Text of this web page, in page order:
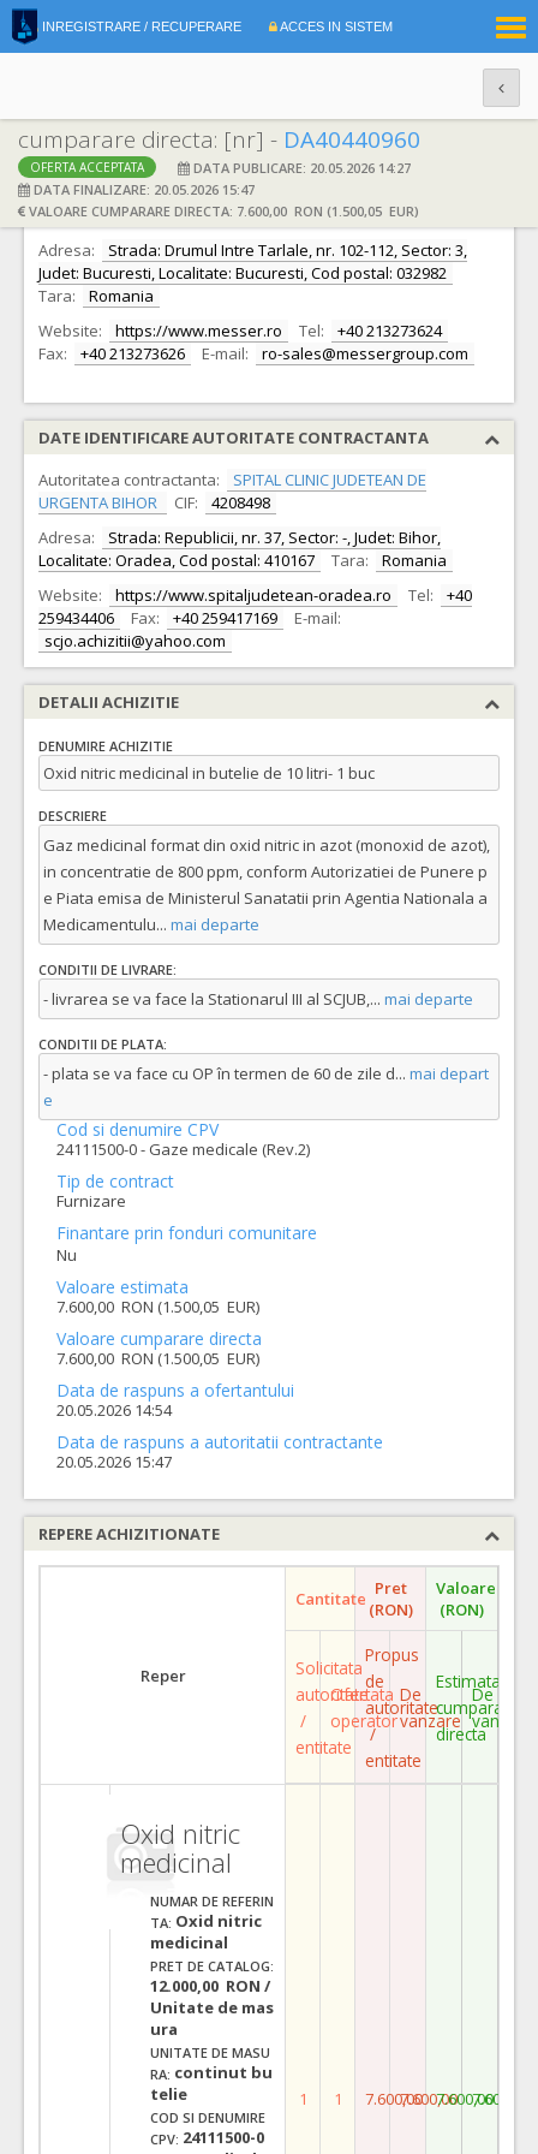
INREGISTRARE / RECUPERARE ACCES IN SISTEM
cumparare directa: [nr] - DA40440960
OFERTA ACCEPTATA
DATA PUBLICARE: 20.05.2026 14:27
DATA FINALIZARE: 20.05.2026 15:47
VALOARE CUMPARARE DIRECTA: 7.600,00 RON (1.500,05 EUR)
DATE IDENTIFICARE OFERTANT
Ofertant: S.C. Messer Romania Gaz S.R.L. CIF: 10547308
Adresa:
Strada: Drumul Intre Tarlale, nr. 102-112, Sector: 3,
Judet: Bucuresti, Localitate: Bucuresti, Cod postal: 032982
Tara:
Romania
Website:
https://www.messer.ro Tel:
+40 213273624
Fax:
+40 213273626 E-mail: ro-sales@messergroup.com
DATE IDENTIFICARE AUTORITATE CONTRACTANTA
Autoritatea contractanta:
SPITAL CLINIC JUDETEAN DE
URGENTA BIHOR
CIF:
4208498
Adresa:
Strada: Republicii, nr. 37, Sector: -, Judet: Bihor,
Localitate: Oradea, Cod postal: 410167
Tara:
Romania
Website:
https://www.spitaljudetean-oradea.ro Tel:
+40
259434406
Fax: +40 259417169
E-mail:
scjo.achizitii@yahoo.com
DETALII ACHIZITIE
DENUMIRE ACHIZITIE
Oxid nitric medicinal in butelie de 10 litri- 1 buc
DESCRIERE
Gaz medicinal format din oxid nitric in azot (monoxid de azot),
in concentratie de 800 ppm, conform Autorizatiei de Punere p
e Piata emisa de Ministerul Sanatatii prin Agentia Nationala a
Medicamentulu... mai departe
CONDITII DE LIVRARE:
- livrarea se va face la Stationarul III al SCJUB,... mai departe
CONDITII DE PLATA:
- plata se va face cu OP în termen de 60 de zile d... mai depart
e
Cod si denumire CPV
24111500-0 - Gaze medicale (Rev.2)
Tip de contract
Furnizare
Finantare prin fonduri comunitare
Nu
Valoare estimata
7.600,00 RON (1.500,05 EUR)
Valoare cumparare directa
7.600,00 RON (1.500,05 EUR)
Data de raspuns a ofertantului
20.05.2026 14:54
Data de raspuns a autoritatii contractante
20.05.2026 15:47
REPERE ACHIZITIONATE
Reper
Cantitate Pret
(RON)
Valoare
(RON)
Solicitata
autoritate
/
entitate
Ofertata
operator
Propus
de
autoritate
/
entitate
De
vanzare
Estimata
cumparare
directa
De
vanzare
Oxid nitric
medicinal
NUMAR DE REFERIN
TA: Oxid nitric
medicinal
PRET DE CATALOG:
12.000,00 RON /
Unitate de mas
ura
UNITATE DE MASU
RA: continut bu
telie
COD SI DENUMIRE
CPV: 24111500-0
1 1 7.600,007.600,007.600,007.600,00